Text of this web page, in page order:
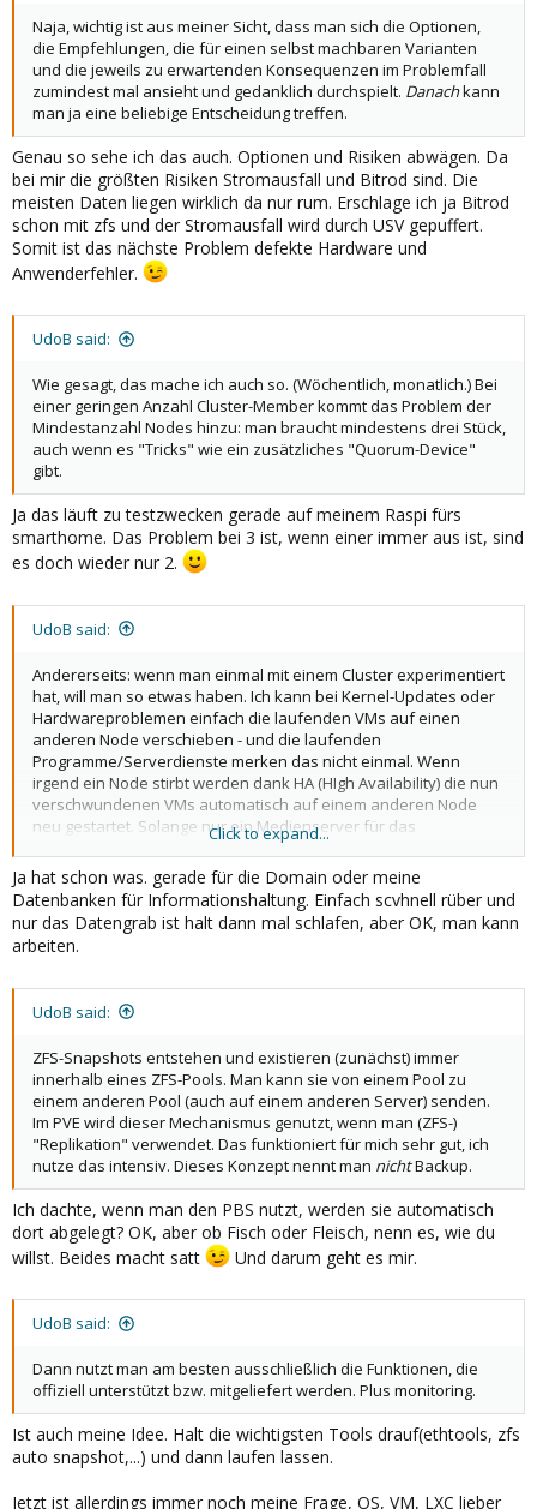
Naja, wichtig ist aus meiner Sicht, dass man sich die Optionen,
die Empfehlungen, die für einen selbst machbaren Varianten
und die jeweils zu erwartenden Konsequenzen im Problemfall
zumindest mal ansieht und gedanklich durchspielt. Danachkann
man ja eine beliebige Entscheidung treffen.
Genau so sehe ich das auch. Optionen und Risiken abwägen. Da
bei mir die größten Risiken Stromausfall und Bitrod sind. Die
meisten Daten liegen wirklich da nur rum. Erschlage ich ja Bitrod
schon mit zfs und der Stromausfall wird durch USV gepuffert.
Somit ist das nächste Problem defekte Hardware und
Anwenderfehler.
UdoB said:
Wie gesagt, das mache ich auch so. (Wöchentlich, monatlich.) Bei
einer geringen Anzahl Cluster-Member kommt das Problem der
Mindestanzahl Nodes hinzu: man braucht mindestens drei Stück,
auch wenn es "Tricks" wie ein zusätzliches "Quorum-Device"
gibt.
Ja das läuft zu testzwecken gerade auf meinem Raspi fürs
smarthome. Das Problem bei 3 ist, wenn einer immer aus ist, sind
es doch wieder nur 2.
UdoB said:
Andererseits: wenn man einmal mit einem Cluster experimentiert
hat, will man so etwas haben. Ich kann bei Kernel-Updates oder
Hardwareproblemen einfach die laufenden VMs auf einen
anderen Node verschieben - und die laufenden
Programme/Serverdienste merken das nicht einmal. Wenn
irgend ein Node stirbt werden dank HA (HIgh Availability) die nun
verschwundenen VMs automatisch auf einem anderen Node
neu gestartet. Solange nur ein Medienserver für das
Wohnzimmer als VM läuft, ist das natürlich alles egal. Sobald
Home-Automatisierung oder "richtige" Serverdienste
hinzukommen, kann das aber sehr nützlich sein.
Click to expand...
Ja hat schon was. gerade für die Domain oder meine
Datenbanken für Informationshaltung. Einfach scvhnell rüber und
nur das Datengrab ist halt dann mal schlafen, aber OK, man kann
arbeiten.
UdoB said:
ZFS-Snapshots entstehen und existieren (zunächst) immer
innerhalb eines ZFS-Pools. Man kann sie von einem Pool zu
einem anderen Pool (auch auf einem anderen Server) senden.
Im PVE wird dieser Mechanismus genutzt, wenn man (ZFS-)
"Replikation" verwendet. Das funktioniert für mich sehr gut, ich
nutze das intensiv. Dieses Konzept nennt man nichtBackup.
Ich dachte, wenn man den PBS nutzt, werden sie automatisch
dort abgelegt? OK, aber ob Fisch oder Fleisch, nenn es, wie du
willst. Beides macht satt
Und darum geht es mir.
UdoB said:
Dann nutzt man am besten ausschließlich die Funktionen, die
offiziell unterstützt bzw. mitgeliefert werden. Plus monitoring.
Ist auch meine Idee. Halt die wichtigsten Tools drauf(ethtools, zfs
auto snapshot,...) und dann laufen lassen.
Jetzt ist allerdings immer noch meine Frage, OS, VM, LXC lieber